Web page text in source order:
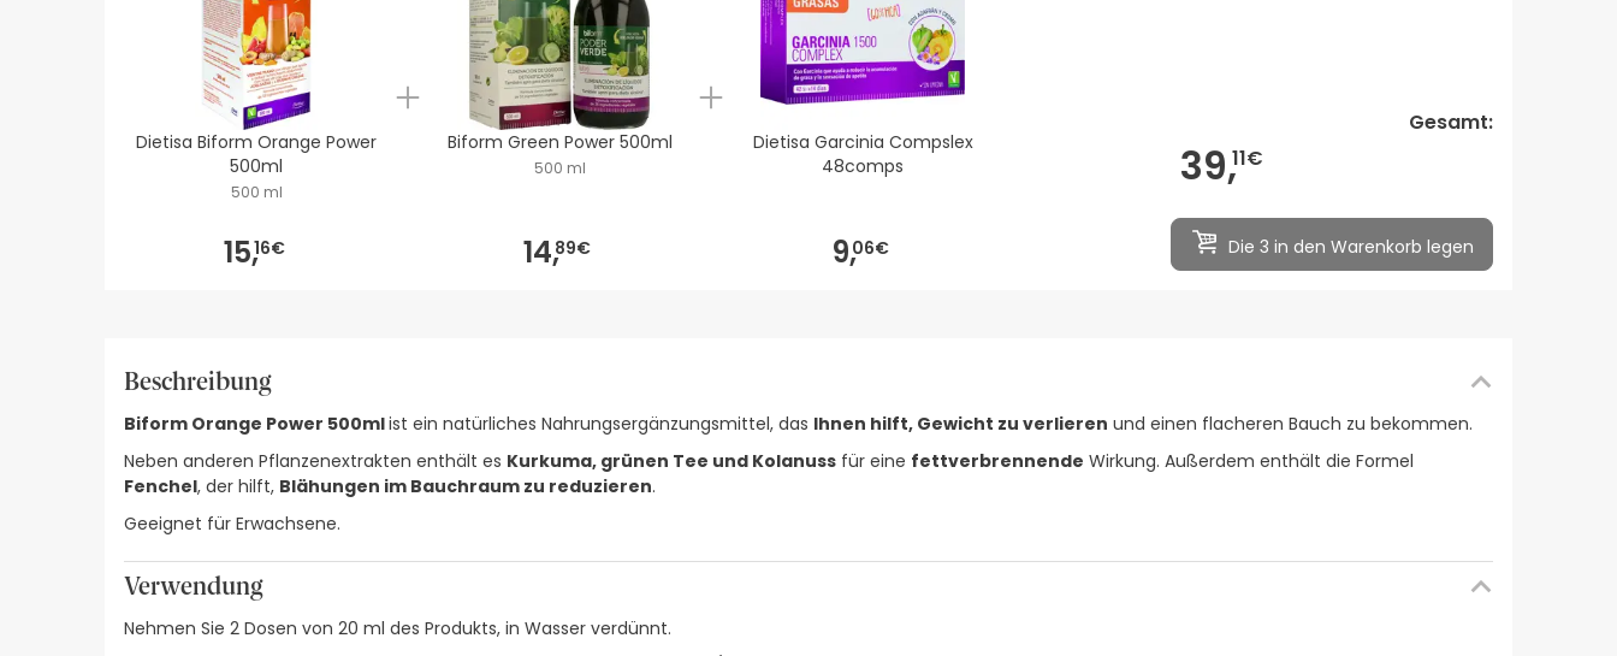
Dietisa Biform Orange Power
500ml
500 ml
15,16€
Biform Green Power 500ml
500 ml
14,89€
Dietisa Garcinia Compslex
48comps
9,06€
Gesamt:
39,11€
Die 3 in den Warenkorb legen
Beschreibung
Biform Orange Power 500mlist ein natürliches Nahrungsergänzungsmittel, das Ihnen hilft, Gewicht zu verlieren und einen flacheren Bauch zu bekommen.
Neben anderen Pflanzenextrakten enthält es Kurkuma, grünen Tee und Kolanuss für eine fettverbrennende Wirkung. Außerdem enthält die Formel
Fenchel, der hilft, Blähungen im Bauchraum zu reduzieren.
Geeignet für Erwachsene.
Verwendung
Nehmen Sie 2 Dosen von 20 ml des Produkts, in Wasser verdünnt.